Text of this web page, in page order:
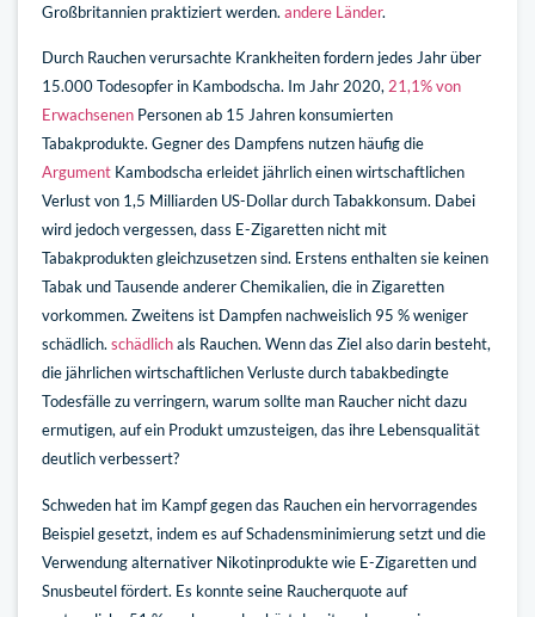
Großbritannien praktiziert werden. andere Länder.
Durch Rauchen verursachte Krankheiten fordern jedes Jahr über
15.000 Todesopfer in Kambodscha. Im Jahr 2020,21,1% von
Erwachsenen Personen ab 15 Jahren konsumierten
Tabakprodukte. Gegner des Dampfens nutzen häufig die
Argument Kambodscha erleidet jährlich einen wirtschaftlichen
Verlust von 1,5 Milliarden US-Dollar durch Tabakkonsum. Dabei
wird jedoch vergessen, dass E-Zigaretten nicht mit
Tabakprodukten gleichzusetzen sind. Erstens enthalten sie keinen
Tabak und Tausende anderer Chemikalien, die in Zigaretten
vorkommen. Zweitens ist Dampfen nachweislich 95 % weniger
schädlich. schädlichals Rauchen. Wenn das Ziel also darin besteht,
die jährlichen wirtschaftlichen Verluste durch tabakbedingte
Todesfälle zu verringern, warum sollte man Raucher nicht dazu
ermutigen, auf ein Produkt umzusteigen, das ihre Lebensqualität
deutlich verbessert?
Schweden hat im Kampf gegen das Rauchen ein hervorragendes
Beispiel gesetzt, indem es auf Schadensminimierung setzt und die
Verwendung alternativer Nikotinprodukte wie E-Zigaretten und
Snusbeutel fördert. Es konnte seine Raucherquote auf